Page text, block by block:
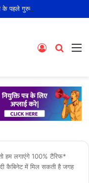
Search
Log
हम लगाएंगे 100% टैरिफ*
कैबिनेट में मिल सकती है जगह